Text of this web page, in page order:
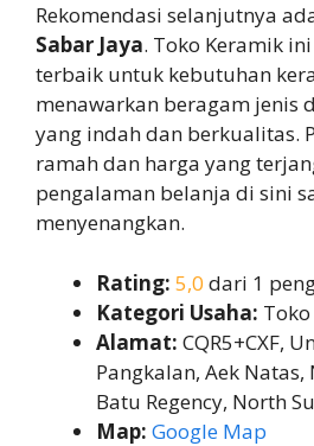
Rekomendasi selanjutnya
Sabar Jaya. Toko Keramik
terbaik untuk kebutuhan
menawarkan beragam jenis
yang indah dan berkualitas.
ramah dan harga yang
pengalaman belanja di sini
menyenangkan.
Rating: 5,0 dari 1
Kategori Usaha:
Alamat: CQR5+CXF,
Pangkalan, Aek
Batu Regency, North
Map: Google Map